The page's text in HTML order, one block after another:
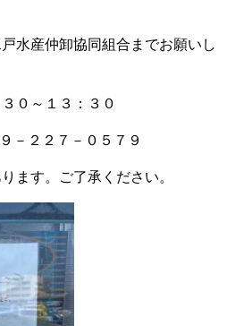
水産仲卸協同組合までお願いし
０～１３：３０
２２７－０５７９
ます。ご了承ください。